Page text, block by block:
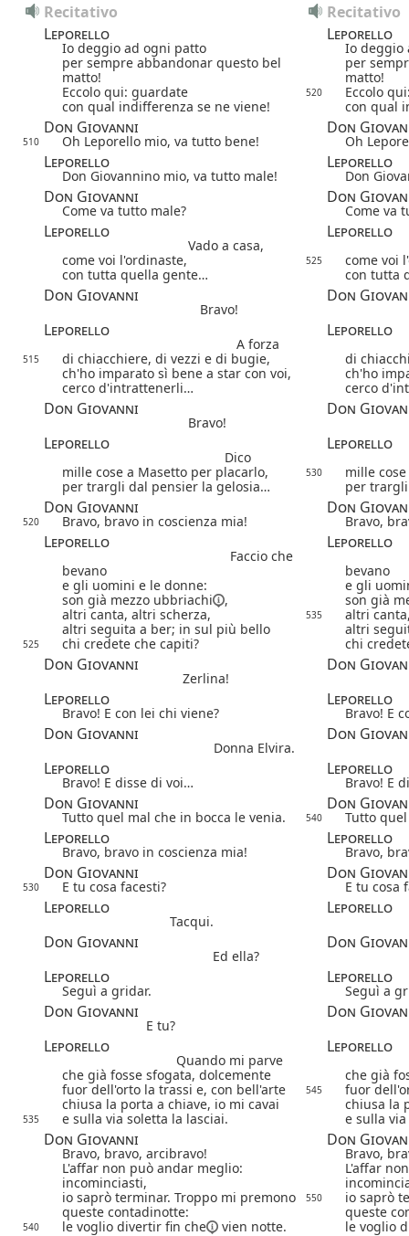
Recitativo
Recitativo
Leporello
Leporello
Io deggio ad ogni patto
Io deggio
per sempre abbandonar questo bel
matto!
per
matto!
Eccolo qui: guardate
520
Eccolo
con qual indifferenza se ne viene!
con qual
Don Giovanni Don
510 Oh Leporello mio, va tutto bene! Oh
Leporello Leporello
Don Giovannino mio, va tutto male! Don
Don Giovanni Don
Come va tutto male? Come va
Leporello Leporello
Vado a casa,
come voi l'ordinaste,
525
come voi
con tutta quella gente…
con tutta
Don Giovanni Don
Bravo!
Leporello Leporello
A forza
515 di chiacchiere, di vezzi e di bugie,
di
ch'ho imparato sì bene a star con voi,
ch'ho
cerco d'intrattenerli…
cerco
Don Giovanni Don
Bravo!
Leporello Leporello
Dico
mille cose a Masetto per placarlo,
530
mille
per trargli dal pensier la gelosia…
per
Don Giovanni Don
520 Bravo, bravo in coscienza mia! Bravo,
Leporello Leporello
Faccio che
bevano
bevano
e gli uomini e le donne:
e gli
son già mezzo ubbriachi ,
son già
altri canta, altri scherza,
535
altri
altri seguita a ber; in sul più bello
altri
525 chi credete che capiti? chi
Don Giovanni Don
Zerlina!
Leporello Leporello
Bravo! E con lei chi viene? Bravo! E
Don Giovanni Don
Donna Elvira.
Leporello Leporello
Bravo! E disse di voi… Bravo! E
Don Giovanni Don
Tutto quel mal che in bocca le venia. 540 Tutto
Leporello Leporello
Bravo, bravo in coscienza mia! Bravo,
Don Giovanni Don
530 E tu cosa facesti? E tu cosa
Leporello Leporello
Tacqui.
Don Giovanni Don
Ed ella?
Leporello Leporello
Seguì a gridar. Seguì a
Don Giovanni Don
E tu?
Leporello Leporello
Quando mi parve
che già fosse sfogata, dolcemente
che già
fuor dell'orto la trassi e, con bell'arte
545
fuor
chiusa la porta a chiave, io mi cavai chiusa la
535 e sulla via soletta la lasciai. e sulla
Don Giovanni Don
Bravo, bravo, arcibravo!
Bravo,
L'affar non può andar meglio:
incominciasti,
L'affar
io saprò terminar. Troppo mi premono
550
io saprò
queste contadinotte:
queste
540 le voglio divertir fin che vien notte. le voglio